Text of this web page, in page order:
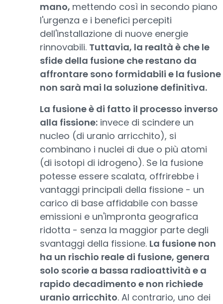
mano, mettendo così in secondo piano
l'urgenza e i benefici percepiti
dell'installazione di nuove energie
rinnovabili. Tuttavia, la realtà è che le
sfide della fusione che restano da
affrontare sono formidabili e la fusione
non sarà mai la soluzione definitiva.
La fusione è di fatto il processo inverso
alla fissione: invece di scindere un
nucleo (di uranio arricchito), si
combinano i nuclei di due o più atomi
(di isotopi di idrogeno). Se la fusione
potesse essere scalata, offrirebbe i
vantaggi principali della fissione - un
carico di base affidabile con basse
emissioni e un'impronta geografica
ridotta - senza la maggior parte degli
svantaggi della fissione. La fusione non
ha un rischio reale di fusione, genera
solo scorie a bassa radioattività e a
rapido decadimento e non richiede
uranio arricchito. Al contrario, uno dei